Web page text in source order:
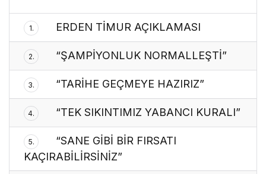
1. ERDEN TİMUR AÇIKLAMASI
2. “ŞAMPİYONLUK NORMALLEŞTİ”
3. “TARİHE GEÇMEYE HAZIRIZ”
4. “TEK SIKINTIMIZ YABANCI KURALI”
5.
“SANE GİBİ BİR FIRSATI
KAÇIRABİLİRSİNİZ”